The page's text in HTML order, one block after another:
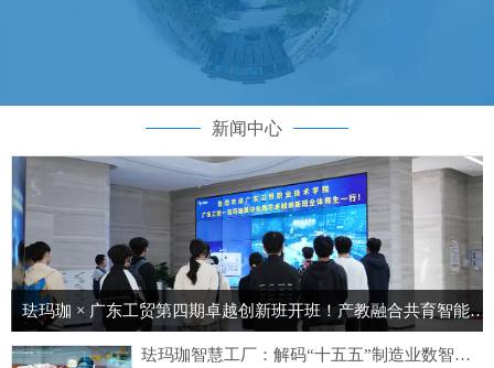
新闻中心
珐玛珈 × 广东工贸第四期卓越创新班开班！产教融合共育智能制造核心人才
珐玛珈智慧工厂：解码“十五五”制造业数智化转型蓝图